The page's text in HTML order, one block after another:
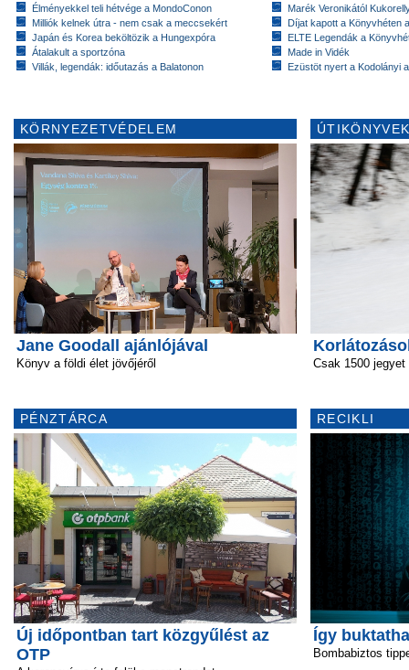
Élményekkel teli hétvége a MondoConon
Milliók kelnek útra - nem csak a meccsekért
Japán és Korea beköltözik a Hungexpóra
Átalakult a sportzóna
Villák, legendák: időutazás a Balatonon
Marék Veronikától
Díjat kapott a Könyvhéten
ELTE Legendák a
Made in Vidék
Ezüstöt nyert a Kodolányi
KÖRNYEZETVÉDELEM
Jane Goodall ajánlójával
Könyv a földi élet jövőjéről
PÉNZTÁRCA
Új időpontban tart közgyűlést az
OTP
Csak 1500
RECIKLI
Így
Bombabiztos